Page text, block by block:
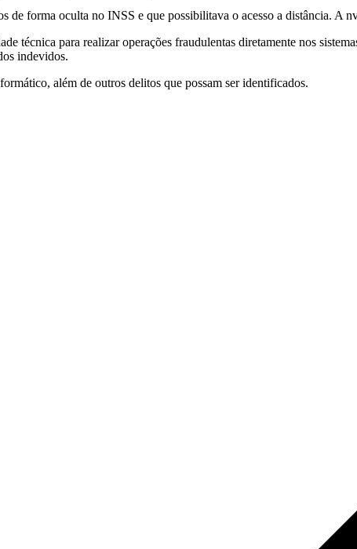
forma oculta no INSS e que possibilitava o acesso a distância. A
técnica para realizar operações fraudulentas diretamente nos
indevidos.
além de outros delitos que possam ser identificados.